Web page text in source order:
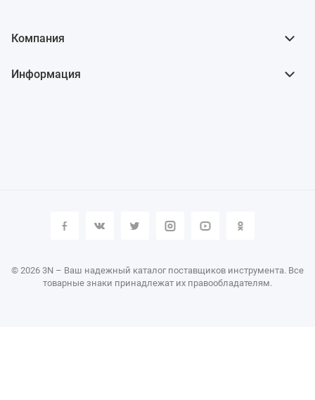
Компания
Информация
© 2026 3N – Ваш надежный каталог поставщиков инструмента. Все
товарные знаки принадлежат их правообладателям.